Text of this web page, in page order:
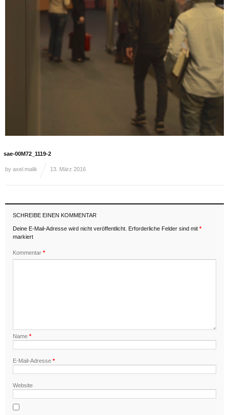
sae-00M72_1119-2
by axel.malik 13. März 2016
SCHREIBE EINEN KOMMENTAR
Deine E-Mail-Adresse wird nicht veröffentlicht. Erforderliche Felder sind mit *
markiert
Kommentar *
Name *
E-Mail-Adresse *
Website